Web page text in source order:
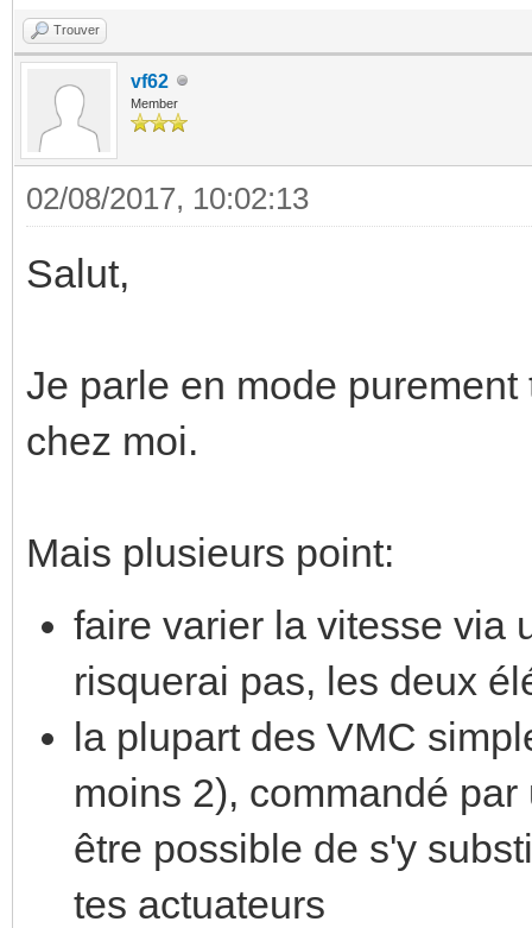
Trouver
vf62
Member
02/08/2017, 10:02:13
Salut,
Je parle en mode
chez moi.
Mais plusieurs point:
faire varier la vitesse via
risquerai pas, les deux
la plupart des VMC
moins 2), commandé
être possible de s'y
tes actuateurs